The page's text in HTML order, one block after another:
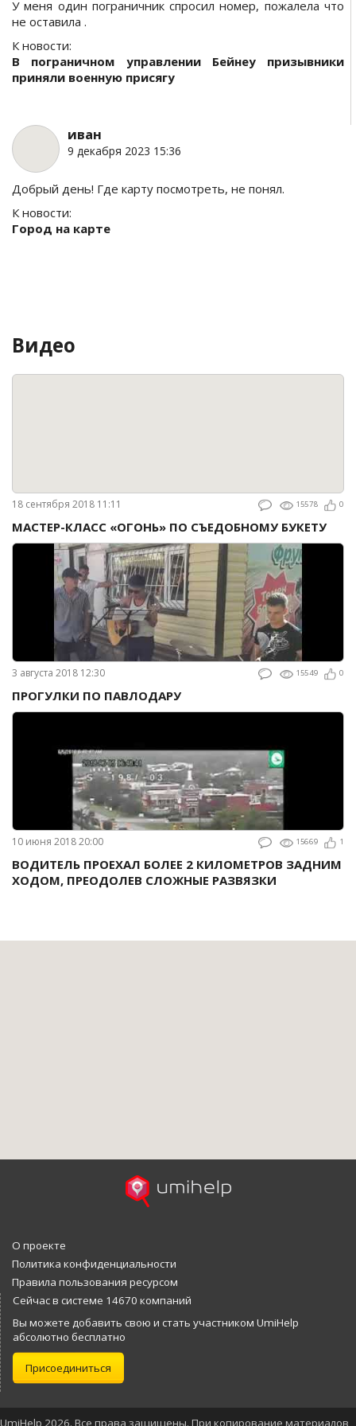
У меня один пограничник спросил номер, пожалела что
не оставила .
К новости:
В пограничном управлении Бейнеу призывники
приняли военную присягу
иван
9 декабря 2023 15:36
Добрый день! Где карту посмотреть, не понял.
К новости:
Город на карте
Видео
18 сентября 2018 11:11 15578 0
МАСТЕР-КЛАСС «ОГОНЬ» ПО СЪЕДОБНОМУ БУКЕТУ
3 августа 2018 12:30 15549 0
ПРОГУЛКИ ПО ПАВЛОДАРУ
10 июня 2018 20:00 15669 1
ВОДИТЕЛЬ ПРОЕХАЛ БОЛЕЕ 2 КИЛОМЕТРОВ ЗАДНИМ
ХОДОМ, ПРЕОДОЛЕВ СЛОЖНЫЕ РАЗВЯЗКИ
О проекте
Политика конфиденциальности
Правила пользования ресурсом
Сейчас в системе 14670 компаний
Вы можете добавить свою и стать участником UmiHelp
абсолютно бесплатно
Присоединиться
UmiHelp 2026. Все права защищены. При копирование материалов